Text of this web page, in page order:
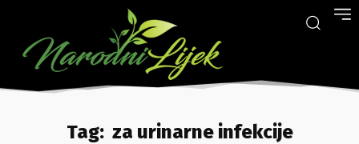
Tag: za urinarne infekcije